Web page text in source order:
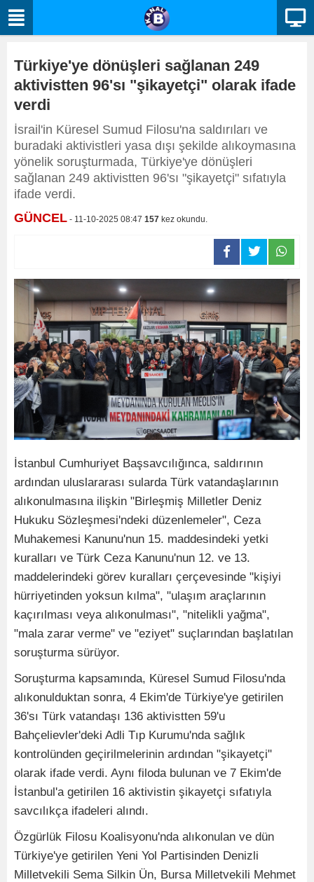
Türkiye'ye dönüşleri sağlanan 249
aktivistten 96'sı "şikayetçi" olarak ifade
verdi
İsrail'in Küresel Sumud Filosu'na saldırıları ve
buradaki aktivistleri yasa dışı şekilde alıkoymasına
yönelik soruşturmada, Türkiye'ye dönüşleri
sağlanan 249 aktivistten 96'sı "şikayetçi" sıfatıyla
ifade verdi.
GÜNCEL - 11-10-2025 08:47 157 kez okundu.
İstanbul Cumhuriyet Başsavcılığınca, saldırının
ardından uluslararası sularda Türk vatandaşlarının
alıkonulmasına ilişkin "Birleşmiş Milletler Deniz
Hukuku Sözleşmesi'ndeki düzenlemeler", Ceza
Muhakemesi Kanunu'nun 15. maddesindeki yetki
kuralları ve Türk Ceza Kanunu'nun 12. ve 13.
maddelerindeki görev kuralları çerçevesinde "kişiyi
hürriyetinden yoksun kılma", "ulaşım araçlarının
kaçırılması veya alıkonulması", "nitelikli yağma",
"mala zarar verme" ve "eziyet" suçlarından başlatılan
soruşturma sürüyor.
Soruşturma kapsamında, Küresel Sumud Filosu'nda
alıkonulduktan sonra, 4 Ekim'de Türkiye'ye getirilen
36'sı Türk vatandaşı 136 aktivistten 59'u
Bahçelievler'deki Adli Tıp Kurumu'nda sağlık
kontrolünden geçirilmelerinin ardından "şikayetçi"
olarak ifade verdi. Aynı filoda bulunan ve 7 Ekim'de
İstanbul'a getirilen 16 aktivistin şikayetçi sıfatıyla
savcılıkça ifadeleri alındı.
Özgürlük Filosu Koalisyonu'nda alıkonulan ve dün
Türkiye'ye getirilen Yeni Yol Partisinden Denizli
Milletvekili Sema Silkin Ün, Bursa Milletvekili Mehmet